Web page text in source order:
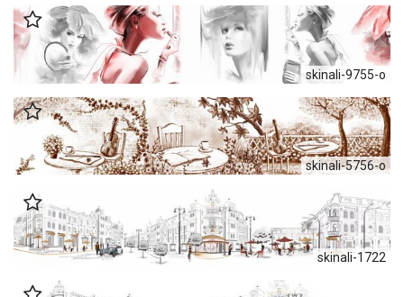
skinali-9755-o
skinali-5756-o
skinali-1722